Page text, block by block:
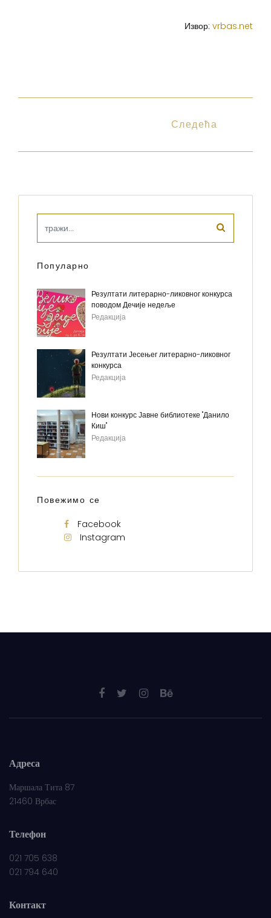
Извор: vrbas.net
Следећа
Популарно
Резултати литерарно-ликовног конкурса
поводом Дечије недеље
Редакција
Резултати Јесењег литерарно-ликовног
конкурса
Редакција
Нови конкурс Јавне библиотеке "Данило
Киш"
Редакција
Повежимо се
Facebook
Instagram
Адреса
Маршала Тита 87
21460 Врбас
Телефон
021 705 638
021 794 640
Контакт